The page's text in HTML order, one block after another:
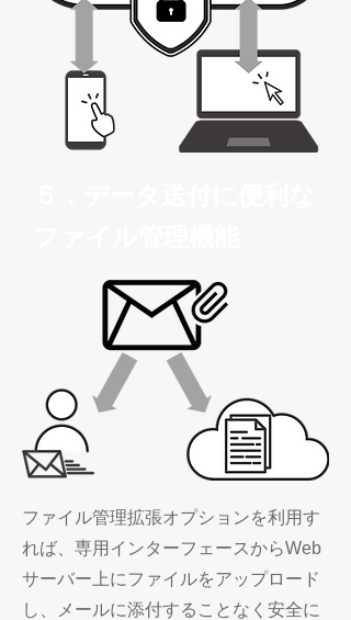
ファイル管理拡張オプションを利用す
れば、専用インターフェースからWeb
サーバー上にファイルをアップロード
し、メールに添付することなく安全に